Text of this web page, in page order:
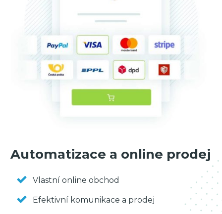
Automatizace a online prodej
Vlastní online obchod
Efektivní komunikace a prodej